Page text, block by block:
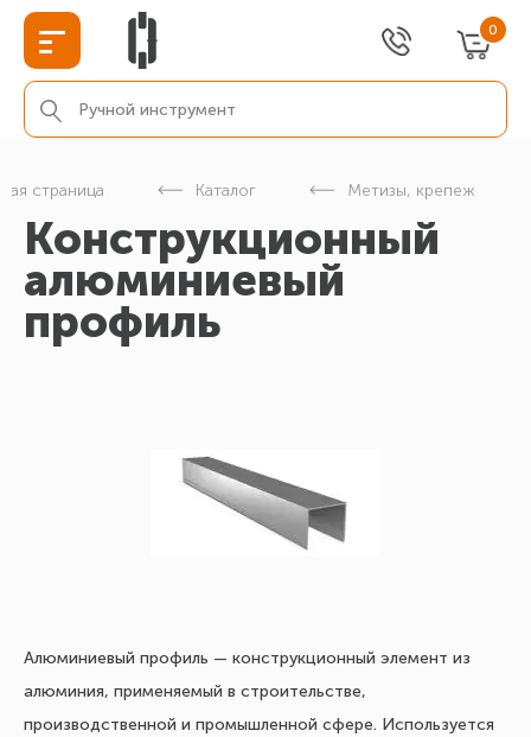
0
страница Каталог Метизы, крепеж
Конструкционный
алюминиевый
профиль
Алюминиевый профиль — конструкционный элемент из
алюминия, применяемый в строительстве,
производственной и промышленной сфере. Используется